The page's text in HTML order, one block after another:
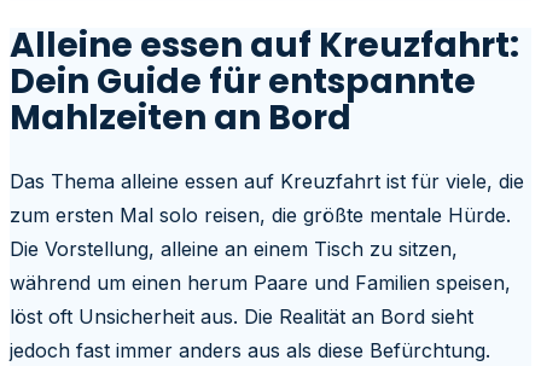
Alleine essen auf Kreuzfahrt:
Dein Guide für entspannte
Mahlzeiten an Bord
Das Thema alleine essen auf Kreuzfahrt ist für viele, die
zum ersten Mal solo reisen, die größte mentale Hürde.
Die Vorstellung, alleine an einem Tisch zu sitzen,
während um einen herum Paare und Familien speisen,
löst oft Unsicherheit aus. Die Realität an Bord sieht
jedoch fast immer anders aus als diese Befürchtung.